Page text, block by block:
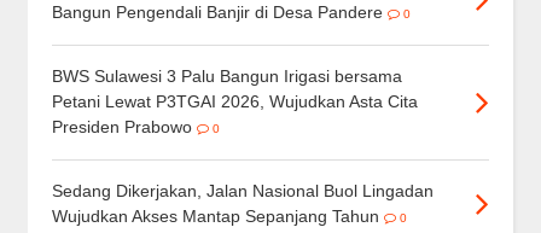
Bangun Pengendali Banjir di Desa Pandere
0
BWS Sulawesi 3 Palu Bangun Irigasi bersama
Petani Lewat P3TGAI 2026, Wujudkan Asta Cita
Presiden Prabowo
0
Sedang Dikerjakan, Jalan Nasional Buol Lingadan
Wujudkan Akses Mantap Sepanjang Tahun
0